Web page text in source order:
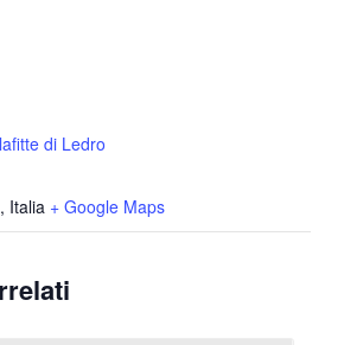
di Ledro
, Italia + Google Maps